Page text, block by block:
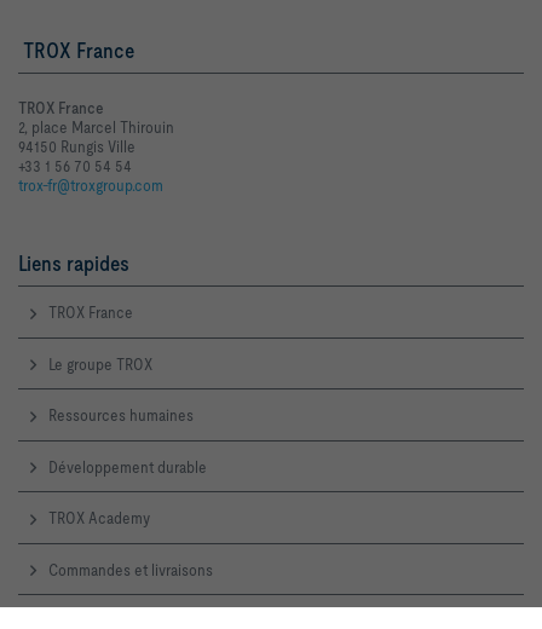
TROX France
TROX France
2, place Marcel Thirouin
94150 Rungis Ville
+33 1 56 70 54 54
trox-fr@troxgroup.com
Liens rapides
TROX France
Le groupe TROX
Ressources humaines
Développement durable
TROX Academy
Commandes et livraisons